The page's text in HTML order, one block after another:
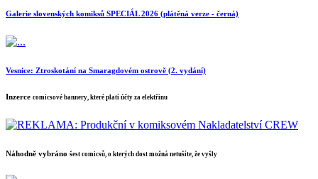
Galerie slovenských komiksů SPECIÁL 2026 (plátěná verze - černá)
Vesnice: Ztroskotání na Smaragdovém ostrově (2. vydání)
Inzerce comicsové bannery, které platí účty za elektřinu
Náhodně vybráno šest comicsů, o kterých dost možná netušíte, že vyšly